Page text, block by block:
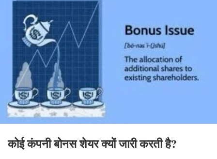
कोई कंपनी बोनस शेयर क्यों जारी करती है?